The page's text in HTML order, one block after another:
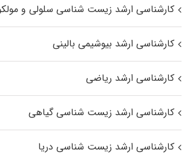
کارشناسی ارشد زیست شناسی سلولی و
کارشناسی ارشد بیوشیمی بالینی
کارشناسی ارشد ریاضی
کارشناسی ارشد زیست‌ شناسی گیاهی
کارشناسی ارشد زیست‌ شناسی دریا